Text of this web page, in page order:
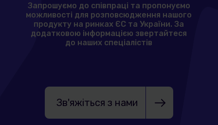
Запрошуємо до співпраці та пропонуємо
можливості для розповсюдження нашого
продукту на ринках ЄС та України. За
додатковою інформацією звертайтеся
до наших спеціалістів
Зв'яжіться з нами